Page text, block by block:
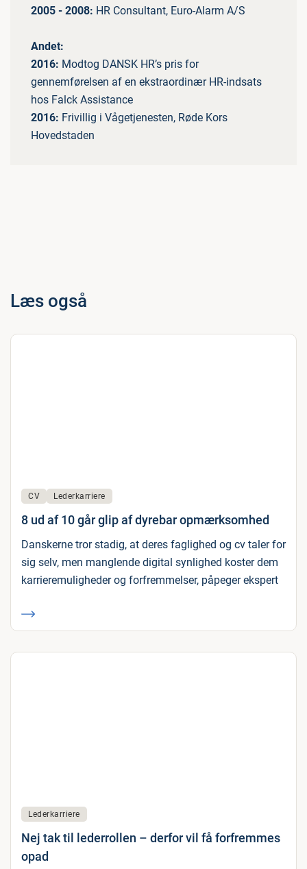
2005 - 2008: HR Consultant, Euro-Alarm A/S
Andet:
2016: Modtog DANSK HR’s pris for
gennemførelsen af en ekstraordinær HR-indsats
hos Falck Assistance
2016: Frivillig i Vågetjenesten, Røde Kors
Hovedstaden
Læs også
CV Lederkarriere
8 ud af 10 går glip af dyrebar opmærksomhed
Danskerne tror stadig, at deres faglighed og cv taler for
sig selv, men manglende digital synlighed koster dem
karrieremuligheder og forfremmelser, påpeger ekspert
Lederkarriere
Nej tak til lederrollen – derfor vil få forfremmes
opad